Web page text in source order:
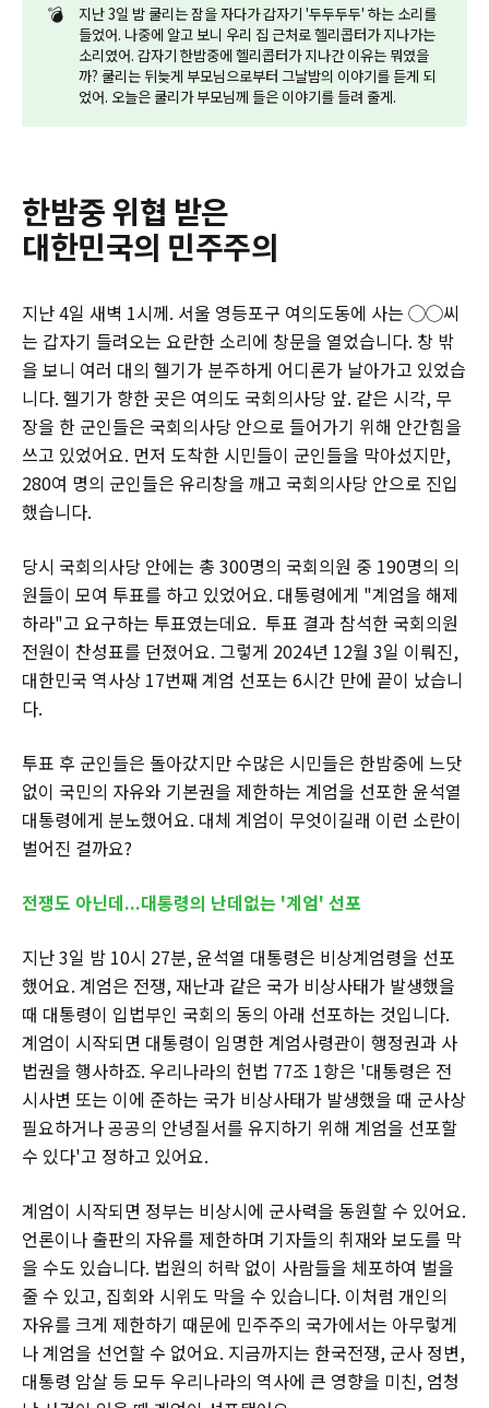
💣
지난 3일 밤 쿨리는 잠을 자다가 갑자기 '두두두두' 하는 소리를
들었어. 나중에 알고 보니 우리 집 근처로 헬리콥터가 지나가는
소리였어. 갑자기 한밤중에 헬리콥터가 지나간 이유는 뭐였을
까? 쿨리는 뒤늦게 부모님으로부터 그날밤의 이야기를 듣게 되
었어. 오늘은 쿨리가 부모님께 들은 이야기를 들려 줄게.
한밤중 위협 받은
대한민국의 민주주의
지난 4일 새벽 1시께. 서울 영등포구 여의도동에 사는 ◯◯씨
는 갑자기 들려오는 요란한 소리에 창문을 열었습니다. 창 밖
을 보니 여러 대의 헬기가 분주하게 어디론가 날아가고 있었습
니다. 헬기가 향한 곳은 여의도 국회의사당 앞. 같은 시각, 무
장을 한 군인들은 국회의사당 안으로 들어가기 위해 안간힘을
쓰고 있었어요. 먼저 도착한 시민들이 군인들을 막아섰지만,
280여 명의 군인들은 유리창을 깨고 국회의사당 안으로 진입
했습니다.
당시 국회의사당 안에는 총 300명의 국회의원 중 190명의 의
원들이 모여 투표를 하고 있었어요. 대통령에게 "계엄을 해제
하라"고 요구하는 투표였는데요. 투표 결과 참석한 국회의원
전원이 찬성표를 던졌어요. 그렇게 2024년 12월 3일 이뤄진,
대한민국 역사상 17번째 계엄 선포는 6시간 만에 끝이 났습니
다.
투표 후 군인들은 돌아갔지만 수많은 시민들은 한밤중에 느닷
없이 국민의 자유와 기본권을 제한하는 계엄을 선포한 윤석열
대통령에게 분노했어요. 대체 계엄이 무엇이길래 이런 소란이
벌어진 걸까요?
전쟁도 아닌데...대통령의 난데없는 '계엄' 선포
지난 3일 밤 10시 27분, 윤석열 대통령은 비상계엄령을 선포
했어요. 계엄은 전쟁, 재난과 같은 국가 비상사태가 발생했을
때 대통령이 입법부인 국회의 동의 아래 선포하는 것입니다.
계엄이 시작되면 대통령이 임명한 계엄사령관이 행정권과 사
법권을 행사하죠. 우리나라의 헌법 77조 1항은 '대통령은 전
시사변 또는 이에 준하는 국가 비상사태가 발생했을 때 군사상
필요하거나 공공의 안녕질서를 유지하기 위해 계엄을 선포할
수 있다'고 정하고 있어요.
계엄이 시작되면 정부는 비상시에 군사력을 동원할 수 있어요.
언론이나 출판의 자유를 제한하며 기자들의 취재와 보도를 막
을 수도 있습니다. 법원의 허락 없이 사람들을 체포하여 벌을
줄 수 있고, 집회와 시위도 막을 수 있습니다. 이처럼 개인의
자유를 크게 제한하기 때문에 민주주의 국가에서는 아무렇게
나 계엄을 선언할 수 없어요. 지금까지는 한국전쟁, 군사 정변,
대통령 암살 등 모두 우리나라의 역사에 큰 영향을 미친, 엄청